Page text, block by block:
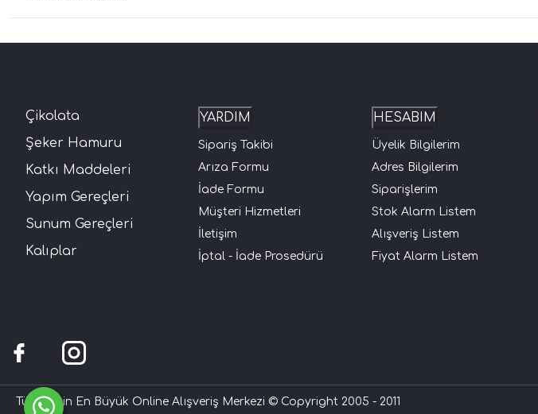
Çikolata
Şeker Hamuru
Katkı Maddeleri
Yapım Gereçleri
Sunum Gereçleri
Kalıplar
YARDIM
Sipariş Takibi
Arıza Formu
İade Formu
Müşteri Hizmetleri
İletişim
İptal - İade Prosedürü
HESABIM
Üyelik Bilgilerim
Adres Bilgilerim
Siparişlerim
Stok Alarm Listem
Alışveriş Listem
Fiyat Alarm Listem
Türkiye'nin En Büyük Online Alışveriş Merkezi © Copyright 2005 - 2011